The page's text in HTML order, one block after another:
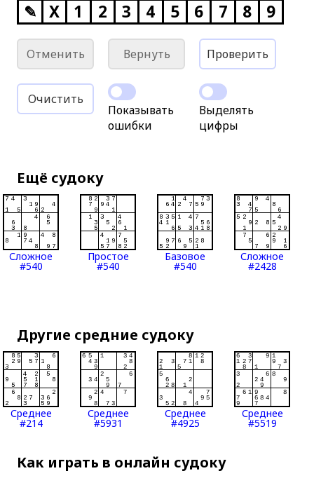
✎ X 1 2 3 4 5 6 7 8 9
Отменить Вернуть Проверить
Очистить
Показывать
ошибки
Выделять
цифры
Ещё судоку
Сложное
#540
Простое
#540
Базовое
#540
Сложное
#2428
Другие средние судоку
Среднее
#214
Среднее
#5931
Среднее
#4925
Среднее
#5519
Как играть в онлайн судоку